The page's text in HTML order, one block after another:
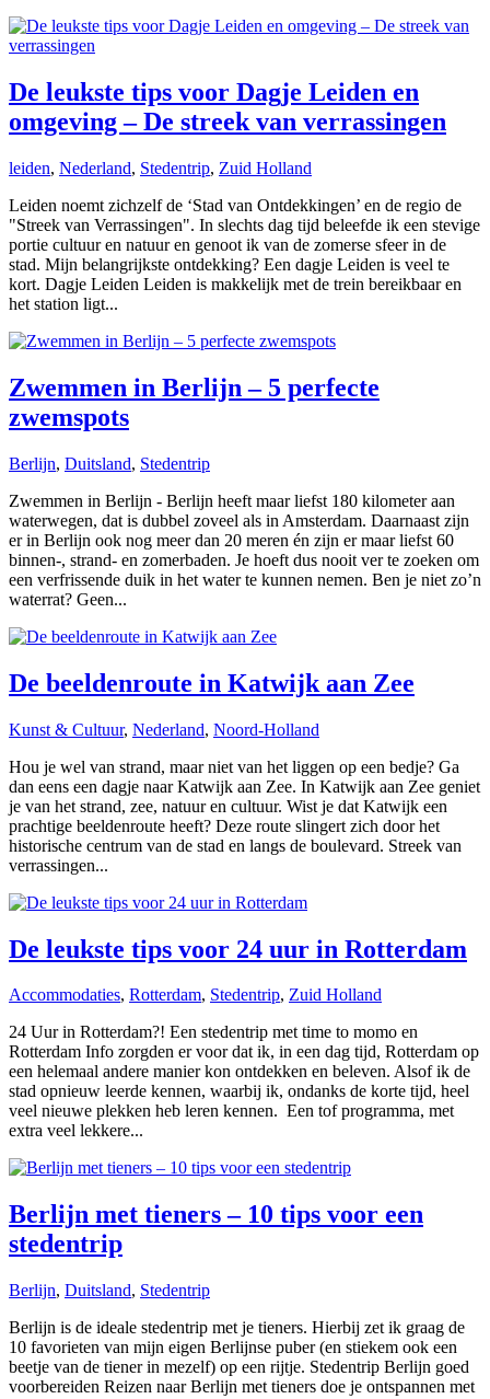
De leukste tips voor Dagje Leiden en
omgeving – De streek van verrassingen
leiden, Nederland, Stedentrip, Zuid Holland
Leiden noemt zichzelf de ‘Stad van Ontdekkingen’ en de regio de
"Streek van Verrassingen". In slechts dag tijd beleefde ik een stevige
portie cultuur en natuur en genoot ik van de zomerse sfeer in de
stad. Mijn belangrijkste ontdekking? Een dagje Leiden is veel te
kort. Dagje Leiden Leiden is makkelijk met de trein bereikbaar en
het station ligt...
Zwemmen in Berlijn – 5 perfecte
zwemspots
Berlijn, Duitsland, Stedentrip
Zwemmen in Berlijn - Berlijn heeft maar liefst 180 kilometer aan
waterwegen, dat is dubbel zoveel als in Amsterdam. Daarnaast zijn
er in Berlijn ook nog meer dan 20 meren én zijn er maar liefst 60
binnen-, strand- en zomerbaden. Je hoeft dus nooit ver te zoeken om
een verfrissende duik in het water te kunnen nemen. Ben je niet zo’n
waterrat? Geen...
De beeldenroute in Katwijk aan Zee
Kunst & Cultuur, Nederland, Noord-Holland
Hou je wel van strand, maar niet van het liggen op een bedje? Ga
dan eens een dagje naar Katwijk aan Zee. In Katwijk aan Zee geniet
je van het strand, zee, natuur en cultuur. Wist je dat Katwijk een
prachtige beeldenroute heeft? Deze route slingert zich door het
historische centrum van de stad en langs de boulevard. Streek van
verrassingen...
De leukste tips voor 24 uur in Rotterdam
Accommodaties, Rotterdam, Stedentrip, Zuid Holland
24 Uur in Rotterdam?! Een stedentrip met time to momo en
Rotterdam Info zorgden er voor dat ik, in een dag tijd, Rotterdam op
een helemaal andere manier kon ontdekken en beleven. Alsof ik de
stad opnieuw leerde kennen, waarbij ik, ondanks de korte tijd, heel
veel nieuwe plekken heb leren kennen. Een tof programma, met
extra veel lekkere...
Berlijn met tieners – 10 tips voor een
stedentrip
Berlijn, Duitsland, Stedentrip
Berlijn is de ideale stedentrip met je tieners. Hierbij zet ik graag de
10 favorieten van mijn eigen Berlijnse puber (en stiekem ook een
beetje van de tiener in mezelf) op een rijtje. Stedentrip Berlijn goed
voorbereiden Reizen naar Berlijn met tieners doe je ontspannen met